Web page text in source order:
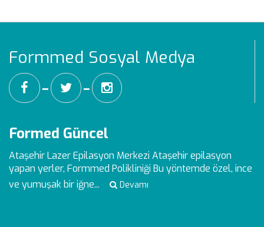
Formmed Sosyal Medya
━ ━
Formed Güncel
Ataşehir Lazer Epilasyon Merkezi Ataşehir epilasyon
yapan yerler, Formmed Polikliniği Bu yöntemde özel, ince
ve yumuşak bir iğne...
Devamı